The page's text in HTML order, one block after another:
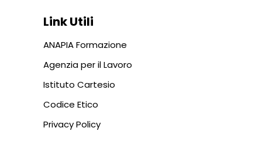
Link Utili
ANAPIA Formazione
Agenzia per il Lavoro
Istituto Cartesio
Codice Etico
Privacy Policy